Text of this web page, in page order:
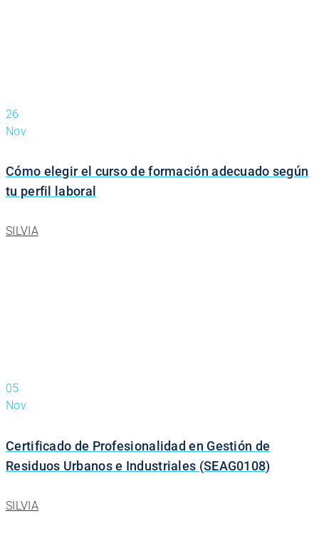
26
Nov
Cómo elegir el curso de formación adecuado según
tu perfil laboral
SILVIA
05
Nov
Certificado de Profesionalidad en Gestión de
Residuos Urbanos e Industriales (SEAG0108)
SILVIA